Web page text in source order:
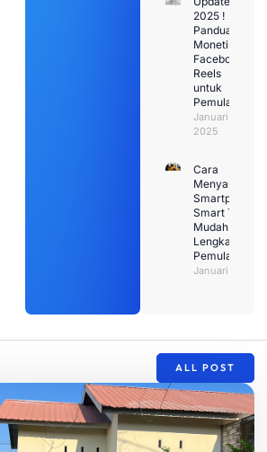
2025 !
Panduan
Monetisasi
Facebook
Reels
untuk
Pemula
Januari 29,
2025
Cara
Smartphone
Smart TV
Mudah:
Lengkap
Pemula
Januari 26,
ALL POST